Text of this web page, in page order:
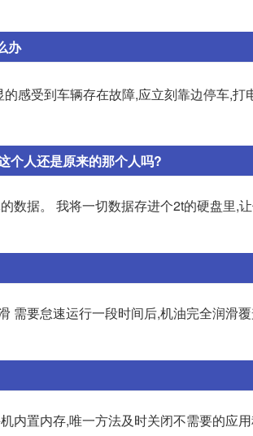
办
感受到车辆存在故障,应立刻靠边停车,
个人还是原来的那个人吗?
数据。 我将一切数据存进个2t的硬盘里,
需要怠速运行一段时间后,机油完全润滑
内置内存,唯一方法及时关闭不需要的应